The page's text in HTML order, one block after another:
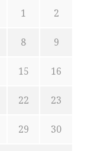
1 2
8 9
15 16
22 23
29 30